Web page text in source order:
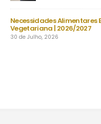
Manuais Escolares
22 de Julho, 2026